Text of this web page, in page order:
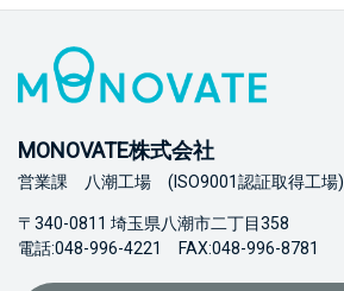
MONOVATE株式会社
営業課 八潮工場 (ISO9001認証取得工場)
〒340-0811 埼玉県八潮市二丁目358
電話:048-996-4221 FAX:048-996-8781